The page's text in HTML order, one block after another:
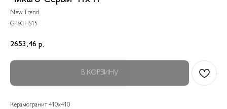
New Trend
GP6CHS15
2653,46 р.
В КОРЗИНУ
Керамогранит 410x410